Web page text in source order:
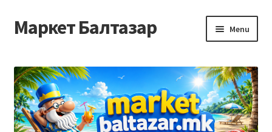
Skip
to
Skip
to
Маркет Балтазар Menu
Checkout
Homepage